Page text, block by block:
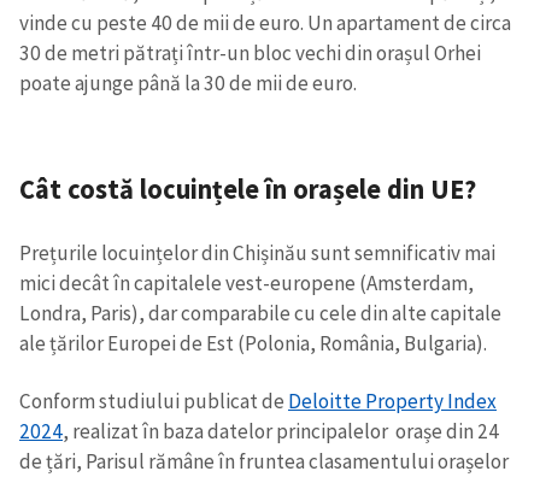
vinde cu peste 40 de mii de euro. Un apartament de circa
30 de metri pătrați într-un bloc vechi din orașul Orhei
poate ajunge până la 30 de mii de euro.
Cât costă locuințele în orașele din UE?
Prețurile locuințelor din Chișinău sunt semnificativ mai
mici decât în capitalele vest-europene (Amsterdam,
Londra, Paris), dar comparabile cu cele din alte capitale
ale țărilor Europei de Est (Polonia, România, Bulgaria).
Conform studiului publicat de Deloitte Property Index
2024, realizat în baza datelor principalelor orașe din 24
de țări, Parisul rămâne în fruntea clasamentului orașelor